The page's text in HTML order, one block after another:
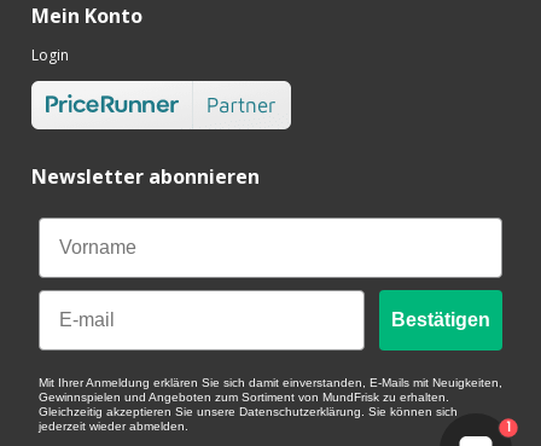
Mein Konto
Login
Newsletter abonnieren
Email
Bestätigen
Mit Ihrer Anmeldung erklären Sie sich damit einverstanden, E-Mails mit Neuigkeiten,
Gewinnspielen und Angeboten zum Sortiment von MundFrisk zu erhalten.
Gleichzeitig akzeptieren Sie unsere Datenschutzerklärung. Sie können sich
jederzeit wieder abmelden.
1